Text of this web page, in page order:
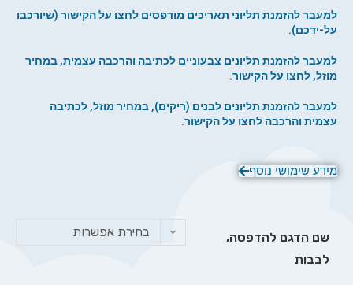
למעבר להזמנת תליוני תאריכים מודפסים לחצו על הקישור (שיורכבו
על-ידכם).
למעבר להזמנת תליונים צבעוניים לכתיבה והרכבה עצמית, במחיר
מוזל, לחצו על הקישור.
למעבר להזמנת תליונים לבנים (ריקים), במחיר מוזל, לכתיבה
עצמית והרכבה לחצו על הקישור.
מידע שימושי נוסף
שם הדגם להדפסה,
לבבות
בחירת אפשרות